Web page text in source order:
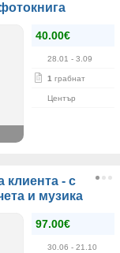
40.00€
28.01 - 3.09
1 грабнат
Център
клиента - с
и музика
97.00€
30.06 - 21.10